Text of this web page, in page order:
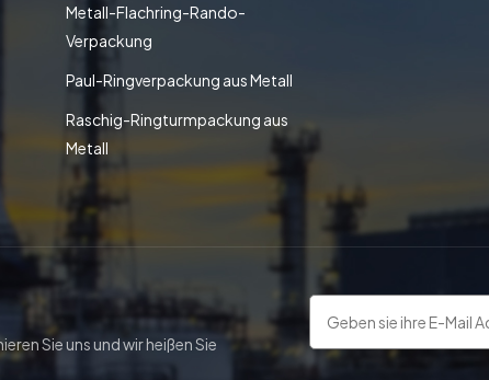
Metall-Flachring-Rando-
Verpackung
Paul-Ringverpackung aus Metall
Raschig-Ringturmpackung aus
Metall
Sie uns und wir heißen Sie